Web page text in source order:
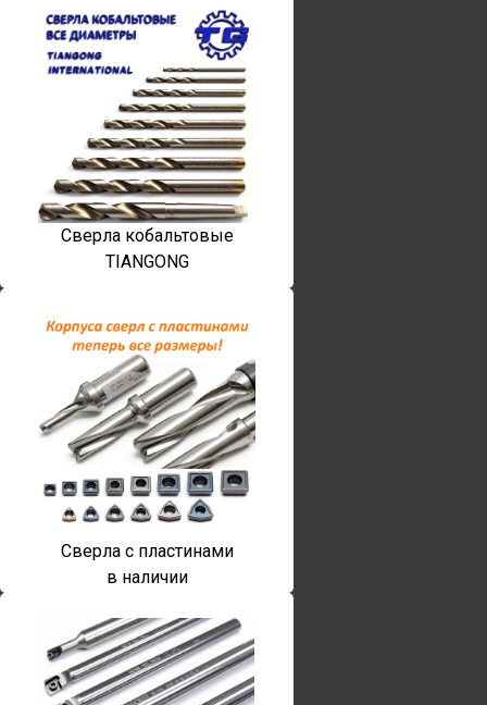
Сверла кобальтовые
TIANGONG
Сверла с пластинами
в наличии